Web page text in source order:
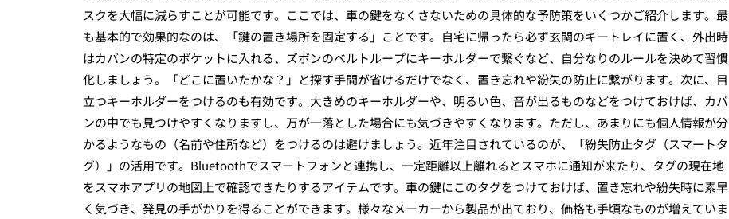
スクを大幅に減らすことが可能です。ここでは、車の鍵をなくさないための具体的な予防策をいくつかご紹介します。最
も基本的で効果的なのは、「鍵の置き場所を固定する」ことです。自宅に帰ったら必ず玄関のキートレイに置く、外出時
はカバンの特定のポケットに入れる、ズボンのベルトループにキーホルダーで繋ぐなど、自分なりのルールを決めて習慣
化しましょう。「どこに置いたかな？」と探す手間が省けるだけでなく、置き忘れや紛失の防止に繋がります。次に、目
立つキーホルダーをつけるのも有効です。大きめのキーホルダーや、明るい色、音が出るものなどをつけておけば、カバ
ンの中でも見つけやすくなりますし、万が一落とした場合にも気づきやすくなります。ただし、あまりにも個人情報が分
かるようなもの（名前や住所など）をつけるのは避けましょう。近年注目されているのが、「紛失防止タグ（スマートタ
グ）」の活用です。Bluetoothでスマートフォンと連携し、一定距離以上離れるとスマホに通知が来たり、タグの現在地
をスマホアプリの地図上で確認できたりするアイテムです。車の鍵にこのタグをつけておけば、置き忘れや紛失時に素早
く気づき、発見の手がかりを得ることができます。様々なメーカーから製品が出ており、価格も手頃なものが増えていま